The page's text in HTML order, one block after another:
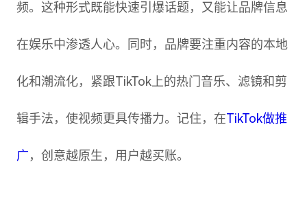
频。这种形式既能快速引爆话题，又能让品牌信息
在娱乐中渗透人心。同时，品牌要注重内容的本地
化和潮流化，紧跟TikTok上的热门音乐、滤镜和剪
辑手法，使视频更具传播力。记住，在TikTok做推
广，创意越原生，用户越买账。